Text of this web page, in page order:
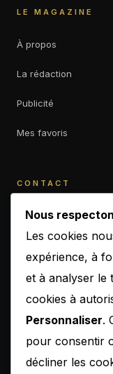
LE MAGAZINE
À propos
La rédaction
Publicité
Mes favoris
CONTACT
contact@b-
NEWSLETTER
Nous
Les cookies
expérience, à
et à analyser le
cookies à
Personnaliser.
pour consentir
décliner les